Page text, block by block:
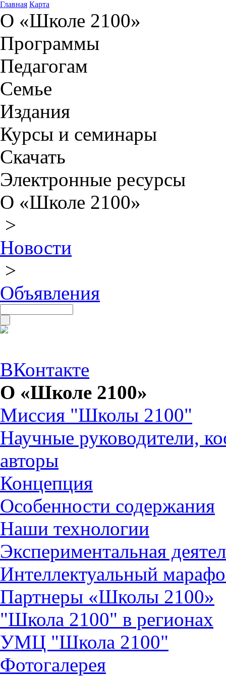
Главная Карта
О «Школе 2100»
Программы
Педагогам
Семье
Издания
Курсы и семинары
Скачать
Электронные ресурсы
О «Школе 2100»
>
Новости
>
Объявления
ВКонтакте
О «Школе 2100»
Миссия "Школы 2100"
Научные руководители,
авторы
Концепция
Особенности содержания
Наши технологии
Экспериментальная
Интеллектуальный
Партнеры «Школы 2100»
"Школа 2100" в регионах
УМЦ "Школа 2100"
Фотогалерея